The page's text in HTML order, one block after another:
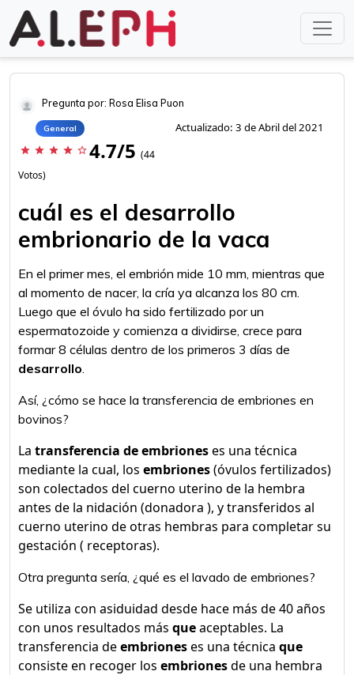
Pregunta por: Rosa Elisa Puon
General Actualizado: 3 de Abril del 2021
star star star star star_border 4.7/5 (44
Votos)
cuál es el desarrollo
embrionario de la vaca
En el primer mes, el embrión mide 10 mm, mientras que
al momento de nacer, la cría ya alcanza los 80 cm.
Luego que el óvulo ha sido fertilizado por un
espermatozoide y comienza a dividirse, crece para
formar 8 células dentro de los primeros 3 días de
desarrollo.
Así, ¿cómo se hace la transferencia de embriones en
bovinos?
La transferencia de embrioneses una técnica
mediante la cual, los embriones(óvulos fertilizados)
son colectados del cuerno uterino de la hembra
antes de la nidación (donadora ), y transferidos al
cuerno uterino de otras hembras para completar su
gestación ( receptoras).
Otra pregunta sería, ¿qué es el lavado de embriones?
Se utiliza con asiduidad desde hace más de 40 años
con unos resultados más queaceptables. La
transferencia deembrioneses una técnica que
consiste en recoger los embrionesde una hembra